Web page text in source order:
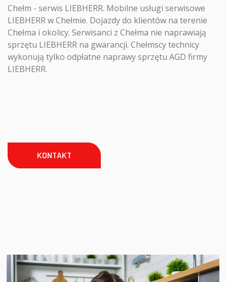
Chełm - serwis LIEBHERR. Mobilne usługi serwisowe
LIEBHERR w Chełmie. Dojazdy do klientów na terenie
Chełma i okolicy. Serwisanci z Chełma nie naprawiają
sprzętu LIEBHERR na gwarancji. Chełmscy technicy
wykonują tylko odpłatne naprawy sprzętu AGD firmy
LIEBHERR.
KONTAKT